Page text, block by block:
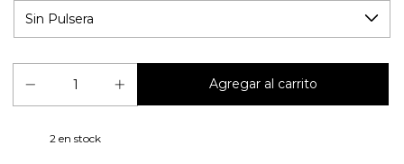
2 en stock